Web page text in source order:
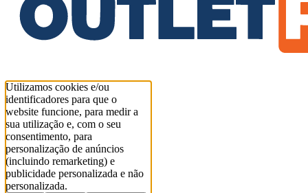
Utilizamos cookies e/ou
identificadores para que o
website funcione, para medir a
sua utilização e, com o seu
consentimento, para
personalização de anúncios
(incluindo remarketing) e
publicidade personalizada e não
personalizada.